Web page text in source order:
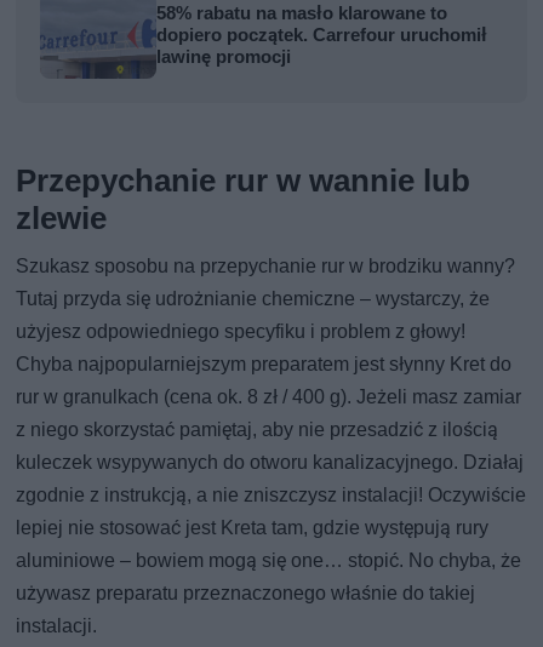
58% rabatu na masło klarowane to
dopiero początek. Carrefour uruchomił
lawinę promocji
Przepychanie rur w wannie lub
zlewie
Szukasz sposobu na przepychanie rur w brodziku wanny?
Tutaj przyda się udrożnianie chemiczne – wystarczy, że
użyjesz odpowiedniego specyfiku i problem z głowy!
Chyba najpopularniejszym preparatem jest słynny Kret do
rur w granulkach (cena ok. 8 zł / 400 g). Jeżeli masz zamiar
z niego skorzystać pamiętaj, aby nie przesadzić z ilością
kuleczek wsypywanych do otworu kanalizacyjnego. Działaj
zgodnie z instrukcją, a nie zniszczysz instalacji! Oczywiście
lepiej nie stosować jest Kreta tam, gdzie występują rury
aluminiowe – bowiem mogą się one… stopić. No chyba, że
używasz preparatu przeznaczonego właśnie do takiej
instalacji.